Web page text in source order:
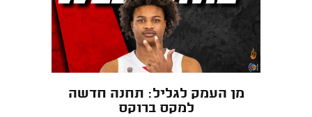
מן העמק לגליל: תחנה חדשה
למקס ברוקס